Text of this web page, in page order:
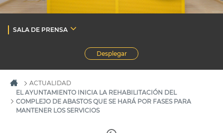
SALA DE PRENSA
Desplegar
ACTUALIDAD
EL AYUNTAMIENTO INICIA LA REHABILITACIÓN DEL
COMPLEJO DE ABASTOS QUE SE HARÁ POR FASES PARA
MANTENER LOS SERVICIOS